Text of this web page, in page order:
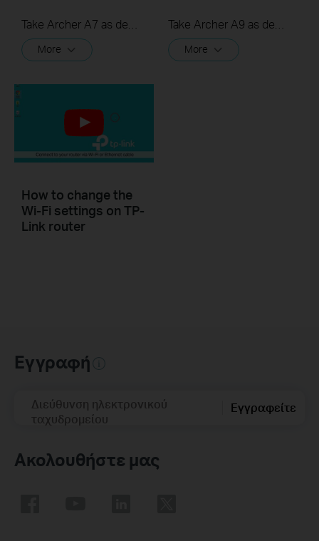
More More
How to change the
Wi-Fi settings on TP-
Link router
Εγγραφή
Διεύθυνση ηλεκτρονικού
ταχυδρομείου
Εγγραφείτε
Ακολουθήστε μας